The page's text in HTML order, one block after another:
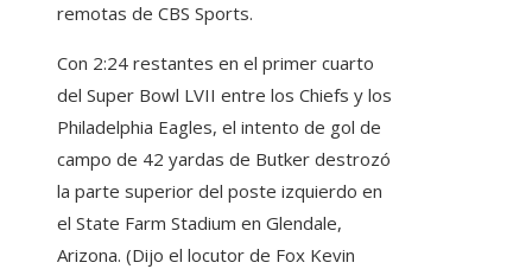
remotas de CBS Sports.
Con 2:24 restantes en el primer cuarto
del Super Bowl LVII entre los Chiefs y los
Philadelphia Eagles, el intento de gol de
campo de 42 yardas de Butker destrozó
la parte superior del poste izquierdo en
el State Farm Stadium en Glendale,
Arizona. (Dijo el locutor de Fox Kevin